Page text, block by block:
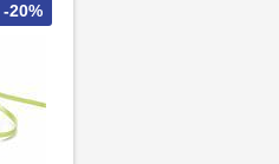
-20%